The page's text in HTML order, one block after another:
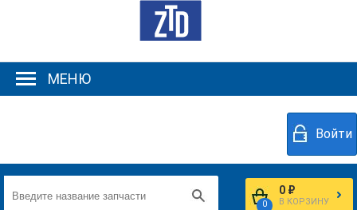
МЕНЮ
Войти
0
0 ₽
В КОРЗИНУ